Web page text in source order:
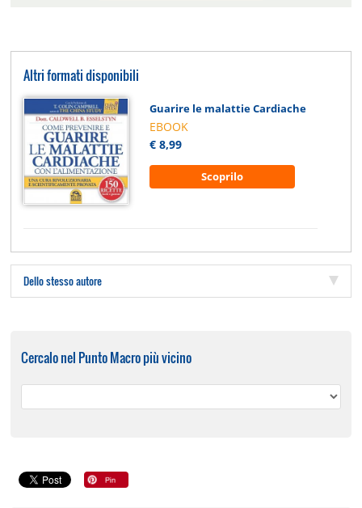
Altri formati disponibili
Guarire le malattie Cardiache
EBOOK
€ 8,99
Scoprilo
Dello stesso autore
Cercalo nel Punto Macro più vicino